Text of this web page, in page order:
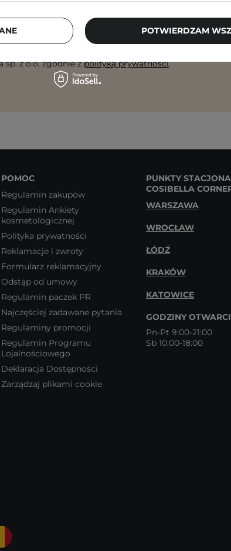
sp. z o.o, zgodnie zpolityką prywatności.
POMOC
Regulamin zakupów
Regulamin Ankiety
kosmetologicznej
Polityka prywatności
Reklamacje i zwroty
Formularz reklamacyjny
Odstąp od umowy
Regulamin paczek PR
Najczęściej zadawane pytania
Regulaminy promocji
Regulamin Programu
Lojalnościowego
Deklaracja Dostępności
Zarządzaj plikami cookie
PUNKTY
COSIBELLA
WARSZAWA
WROCŁAW
ŁÓDŹ
KRAKÓW
KATOWICE
GODZINY
Pn-Pt 9:00-21:00
Sb 10:00-18:00
POTWIERDZAM